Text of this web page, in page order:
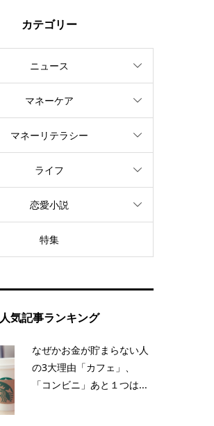
カテゴリー
ニュース
マネーケア
マネーリテラシー
ライフ
恋愛小説
特集
人気記事ランキング
なぜかお金が貯まらない人
の3大理由「カフェ」、
「コンビニ」あと１つは...